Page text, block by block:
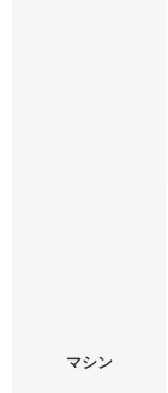
マシン